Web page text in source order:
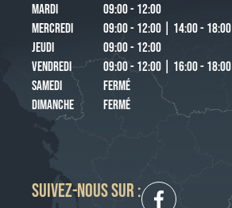
MARDI
09:00 - 12:00
MERCREDI
09:00 - 12:00 | 14:00 - 18:00
JEUDI
09:00 - 12:00
VENDREDI
09:00 - 12:00 | 16:00 - 18:00
SAMEDI
FERMÉ
DIMANCHE
FERMÉ
SUIVEZ-NOUS SUR :